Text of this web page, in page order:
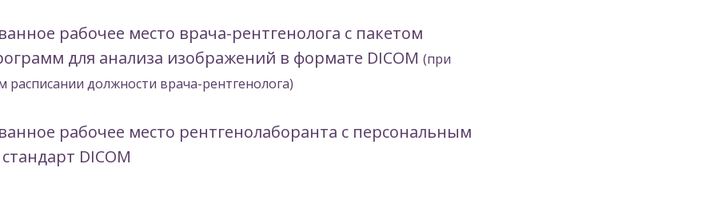
рабочее место врача-рентгенолога с пакетом
для анализа изображений в формате DICOM (при
должности врача-рентгенолога)
рабочее место рентгенолаборанта с персональным
DICOM